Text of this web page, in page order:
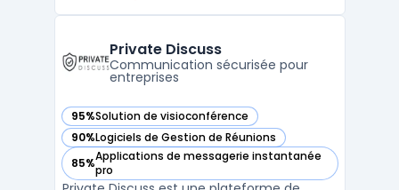
communiquer via des chats, des appels
audio et des appels vidéo. Il offre égal ...
Private Discuss
Communication sécurisée pour
entreprises
95%Solution de visioconférence
— voir Private Discuss dans cette catégorie
90%Logiciels de Gestion de Réunions
— voir Private Discuss dans cette catégorie
85%Applications de messagerie instantanée
pro
— voir Private Discuss dans cette catégorie